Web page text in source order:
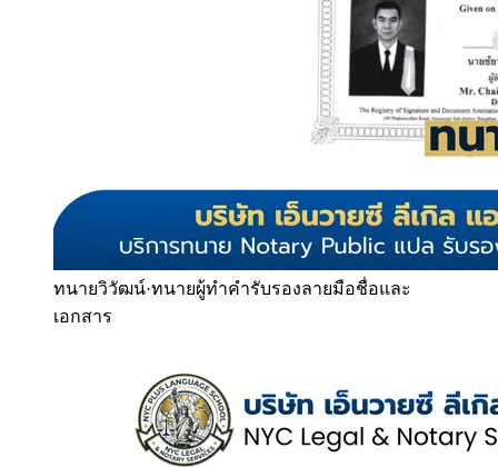
ทนายวิวัฒน์·ทนายผู้ทำคำรับรองลายมือชื่อและ
เอกสาร